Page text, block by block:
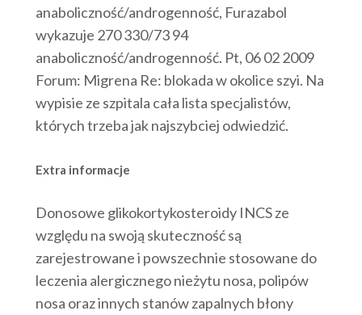
anaboliczność/androgenność, Furazabol
wykazuje 270 330/73 94
anaboliczność/androgenność. Pt, 06 02 2009
Forum: Migrena Re: blokada w okolice szyi. Na
wypisie ze szpitala cała lista specjalistów,
których trzeba jak najszybciej odwiedzić.
Extra informacje
Donosowe glikokortykosteroidy INCS ze
względu na swoją skuteczność są
zarejestrowane i powszechnie stosowane do
leczenia alergicznego nieżytu nosa, polipów
nosa oraz innych stanów zapalnych błony